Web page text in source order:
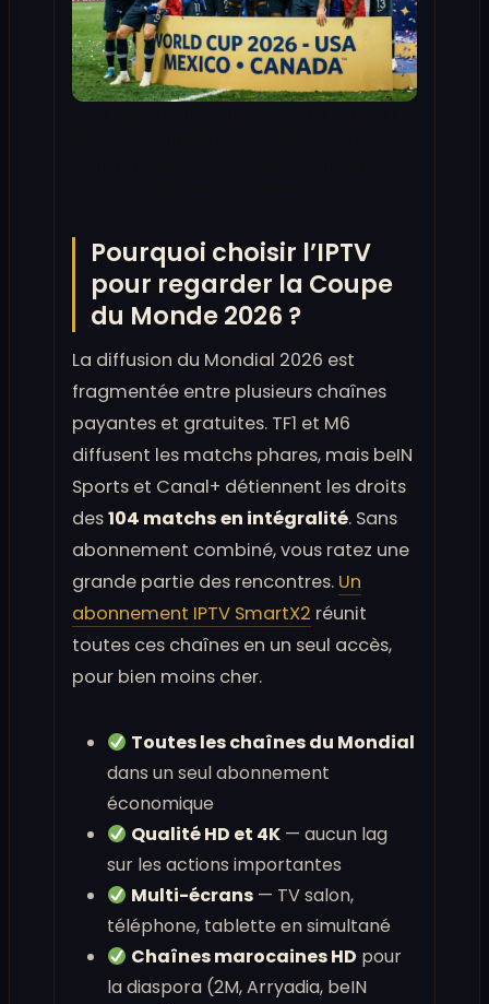
Pourquoi choisir l’IPTV
pour regarder la Coupe
du Monde 2026 ?
La diffusion du Mondial 2026 est
fragmentée entre plusieurs chaînes
payantes et gratuites. TF1 et M6
diffusent les matchs phares, mais beIN
Sports et Canal+ détiennent les droits
des104 matchs en intégralité. Sans
abonnement combiné, vous ratez une
grande partie des rencontres. Un
abonnement IPTV SmartX2 réunit
toutes ces chaînes en un seul accès,
pour bien moins cher.
Toutes les chaînes du Mondial
dans un seul abonnement
économique
Qualité HD et 4K — aucun lag
sur les actions importantes
Multi-écrans — TV salon,
téléphone, tablette en simultané
Chaînes marocaines HD pour
la diaspora (2M, Arryadia, beIN